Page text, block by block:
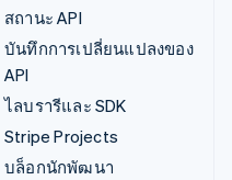
สถานะ API
บันทึกการเปลี่ยนแปลงของ
API
ไลบรารีและ SDK
Stripe Projects
บล็อกนักพัฒนา